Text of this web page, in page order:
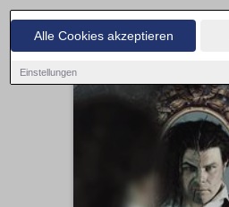
Alle Cookies akzeptieren
Einstellungen